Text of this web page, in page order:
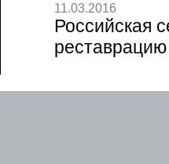
11.03.2016
Российская